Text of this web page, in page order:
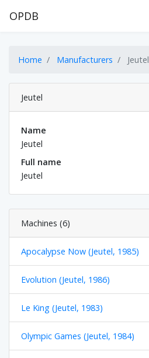
OPDB
Home Manufacturers Jeutel
Jeutel
Name
Jeutel
Full name
Jeutel
Machines (6)
Apocalypse Now (Jeutel, 1985)
Evolution (Jeutel, 1986)
Le King (Jeutel, 1983)
Olympic Games (Jeutel, 1984)